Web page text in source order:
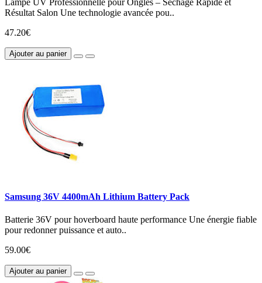
Résultat Salon Une technologie avancée pou..
47.20€
Ajouter au panier
Samsung 36V 4400mAh Lithium Battery Pack
Batterie 36V pour hoverboard haute performance Une énergie fiable
pour redonner puissance et auto..
59.00€
Ajouter au panier